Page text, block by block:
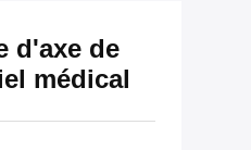
d'axe de
médical